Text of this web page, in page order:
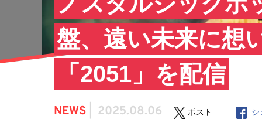
盤、遠い未来に想
「2051」を配信
NEWS 2025.08.06 ポスト シ